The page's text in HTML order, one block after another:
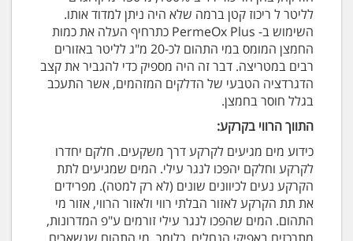
לליטר ל ריכוז קטן ברמה שלא היה ניתן למדוד אותו.
השימוש ב- PermeOx Plus כתרחיף העלה את כמות
החמצן המומס במי התהום לכ-20 מ"ג לליטר באזורים
רבים במטריצה. דבר זה היה מספיק כדי להגביר את קצב
הדגרדציה הטבעי של הדלקים המזהמים, אשר התעכב
בגלל חוסר בחמצן.
התווך הרווי בקרקע:
כידוע מים מגיעים לקרקע דרך משקעים. חלקם יחדרו
לקרקע וחלקם יהפכו לנגר עילי. המים שמגיעים לתת
הקרקע נעים לכיוונים שונים (לא רק למטה). מפרידים
את תת הקרקע לאזור הבלתי רווי ולאזור הרווי, אזור מי
התהום. המים שהפכו לנגר עילי זורמים ע"פ המדרונות,
מתרכזים באפיקי הנחלים. כלומר, מי התהום שנשארים